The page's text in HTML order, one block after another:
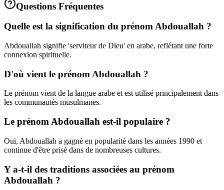
Questions Fréquentes
Quelle est la signification du prénom Abdouallah ?
Abdouallah signifie 'serviteur de Dieu' en arabe, reflétant une forte
connexion spirituelle.
D'où vient le prénom Abdouallah ?
Le prénom vient de la langue arabe et est utilisé principalement dans
les communautés musulmanes.
Le prénom Abdouallah est-il populaire ?
Oui, Abdouallah a gagné en popularité dans les années 1990 et
continue d'être prisé dans de nombreuses cultures.
Y a-t-il des traditions associées au prénom
Abdouallah ?